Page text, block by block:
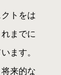
トをは
までに
ます。
来的な